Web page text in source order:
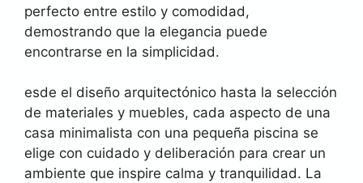
perfecto entre estilo y comodidad,
demostrando que la elegancia puede
encontrarse en la simplicidad.
esde el diseño arquitectónico hasta la selección
de materiales y muebles, cada aspecto de una
casa minimalista con una pequeña piscina se
elige con cuidado y deliberación para crear un
ambiente que inspire calma y tranquilidad. La